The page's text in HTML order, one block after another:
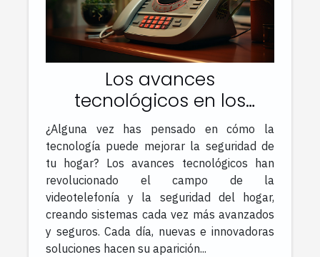
Los avances
tecnológicos en los
sistemas de
videotelefonía para
seguridad del hogar
¿Alguna vez has pensado en cómo la
tecnología puede mejorar la seguridad de
tu hogar? Los avances tecnológicos han
revolucionado el campo de la
videotelefonía y la seguridad del hogar,
creando sistemas cada vez más avanzados
y seguros. Cada día, nuevas e innovadoras
soluciones hacen su aparición...